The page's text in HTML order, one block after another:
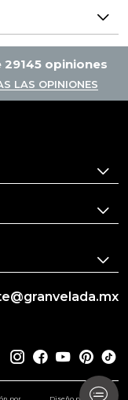
29145 opiniones
LAS OPINIONES